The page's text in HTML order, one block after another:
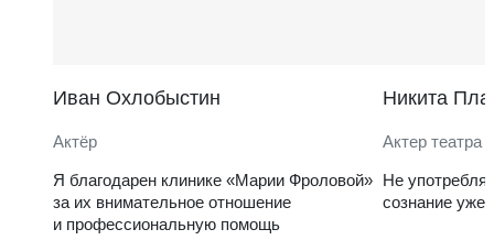
Иван Охлобыстин
Актёр
Я благодарен клинике «Марии Фроловой»
за их внимательное отношение
и профессиональную помощь
Никита
Актер театра
Не
сознание уже